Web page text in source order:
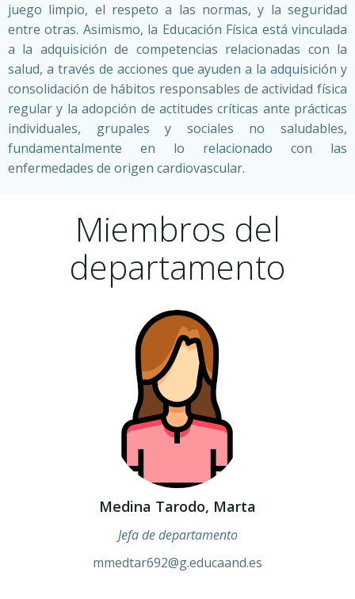
juego limpio, el respeto a las normas, y la seguridad
entre otras. Asimismo, la Educación Física está vinculada
a la adquisición de competencias relacionadas con la
salud, a través de acciones que ayuden a la adquisición y
consolidación de hábitos responsables de actividad física
regular y la adopción de actitudes críticas ante prácticas
individuales, grupales y sociales no saludables,
fundamentalmente en lo relacionado con las
enfermedades de origen cardiovascular.
Miembros del
departamento
Medina Tarodo, Marta
Jefa de departamento
mmedtar692@g.educaand.es